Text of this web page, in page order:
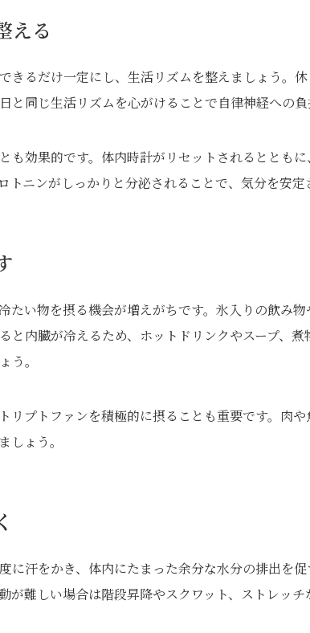
える
きるだけ一定にし、生活リズムを整えましょう。
と同じ生活リズムを心がけることで自律神経への負
も効果的です。体内時計がリセットされるととも
トニンがしっかりと分泌されることで、気分を安定
たい物を摂る機会が増えがちです。氷入りの飲み
と内臓が冷えるため、ホットドリンクやスープ、
う。
リプトファンを積極的に摂ることも重要です。肉
しょう。
に汗をかき、体内にたまった余分な水分の排出を
が難しい場合は階段昇降やスクワット、ストレッ